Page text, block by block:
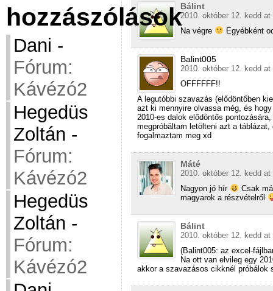
hozzászólások
Dani -
Fórum:
Kávézó2
Hegedüs
Zoltán -
Fórum:
Kávézó2
Hegedüs
Zoltán -
Fórum:
Kávézó2
Bálint
2010. október 12. kedd at
Na végre
Egyébként
Balint005
2010. október 12. kedd at
OFFFFFF!!
A legutóbbi szavazás (elődöntőben
azt ki mennyire olvassa még, és
2010-es dalok elődöntős
megpróbáltam letölteni azt a
fogalmaztam meg xd
Máté
2010. október 12. kedd at
Nagyon jó hír
Csak
magyarok a részvételről
Bálint
2010. október 12. kedd at
(Balint005: az excel-
Na ott van elvileg egy
akkor a szavazásos cikknél próbálok